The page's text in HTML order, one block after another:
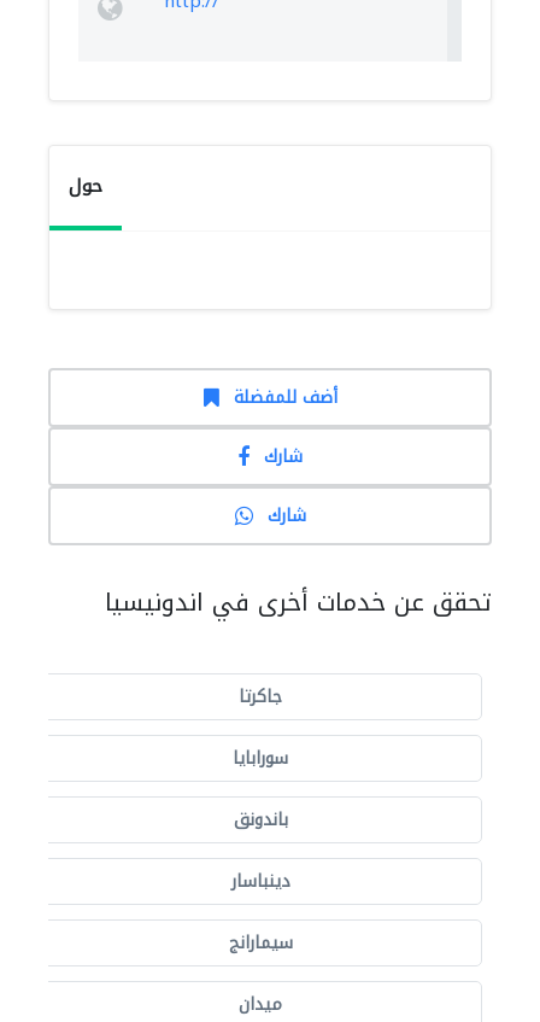
حول
أضف للمفضلة
شارك
شارك
تحقق عن خدمات أخرى في اندونيسيا
جاكرتا
سورابايا
باندونق
دينباسار
سيمارانج
ميدان